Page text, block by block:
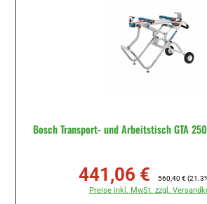
Bosch Transport- und Arbeitstisch GTA
Verkaufspreis:
441,06 € 560,40 €
Preise inkl. MwSt. zzgl.